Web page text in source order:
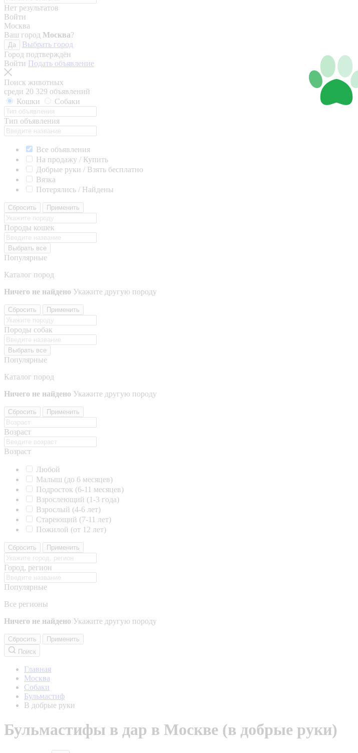
Нет результатов
Войти
Москва
Ваш город Москва?
Да
Выбрать город
Город подтверждён
Войти Подать объявление
Поиск животных
среди 20 329 объявлений
Кошки
Собаки
Тип объявления
Все объявления
На продажу / Купить
Добрые руки / Взять бесплатно
Вязка
Потерялись / Найдены
Сбросить Применить
Породы кошек
Выбрать все
Популярные
Каталог пород
Ничего не найдено Укажите другую породу
Сбросить Применить
Породы собак
Выбрать все
Популярные
Каталог пород
Ничего не найдено Укажите другую породу
Сбросить Применить
Возраст
Возраст
Любой
Малыш (до 6 месяцев)
Подросток (6-11 месяцев)
Взрослеющий (1-3 года)
Взрослый (4-6 лет)
Стареющий (7-11 лет)
Пожилой (от 12 лет)
Сбросить Применить
Город, регион
Популярные
Все регионы
Ничего не найдено Укажите другую породу
Сбросить
Применить
Поиск
Главная
Москва
Собаки
Бульмастиф
В добрые руки
Бульмастифы в дар в Москве (в добрые руки)